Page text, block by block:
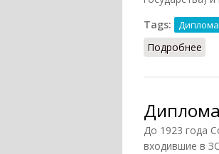
Tags:
Подробнее
До 1923 года
входившие в